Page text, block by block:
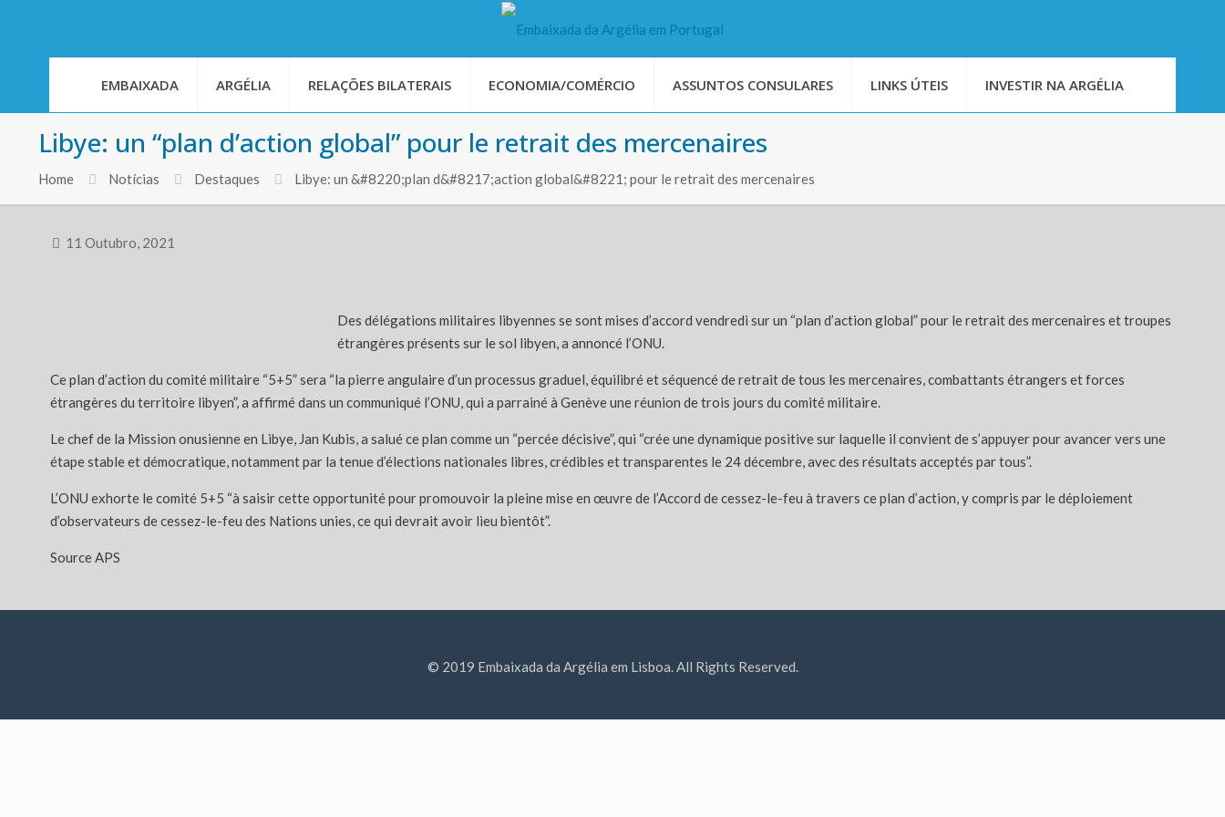
EMBAIXADA ARGÉLIA RELAÇÕES BILATERAIS ECONOMIA/COMÉRCIO ASSUNTOS CONSULARES LINKS ÚTEIS INVESTIR NA ARGÉLIA
Libye: un “plan d’action global” pour le retrait des mercenaires
Home Notícias Destaques Libye: un &#8220;plan d&#8217;action global&#8221; pour le retrait des mercenaires
11 Outubro, 2021
Des délégations militaires libyennes se sont mises d’accord vendredi sur un “plan d’action global” pour le retrait des mercenaires et troupes
étrangères présents sur le sol libyen, a annoncé l’ONU.
Ce plan d’action du comité militaire “5+5” sera “la pierre angulaire d’un processus graduel, équilibré et séquencé de retrait de tous les mercenaires, combattants étrangers et forces
étrangères du territoire libyen”, a affirmé dans un communiqué l’ONU, qui a parrainé à Genève une réunion de trois jours du comité militaire.
Le chef de la Mission onusienne en Libye, Jan Kubis, a salué ce plan comme un “percée décisive”, qui “crée une dynamique positive sur laquelle il convient de s’appuyer pour avancer vers une
étape stable et démocratique, notamment par la tenue d’élections nationales libres, crédibles et transparentes le 24 décembre, avec des résultats acceptés par tous”.
L’ONU exhorte le comité 5+5 “à saisir cette opportunité pour promouvoir la pleine mise en œuvre de l’Accord de cessez-le-feu à travers ce plan d’action, y compris par le déploiement
d’observateurs de cessez-le-feu des Nations unies, ce qui devrait avoir lieu bientôt”.
Source APS
© 2019 Embaixada da Argélia em Lisboa. All Rights Reserved.